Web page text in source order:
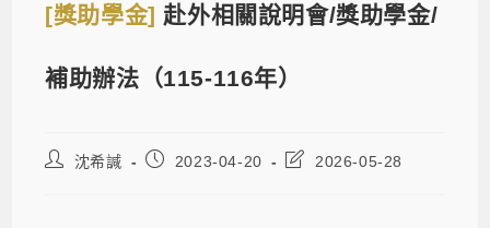
[獎助學金] 赴外相關說明會/獎助學金/
補助辦法（115-116年）
沈希諴 2023-04-20 2026-05-28